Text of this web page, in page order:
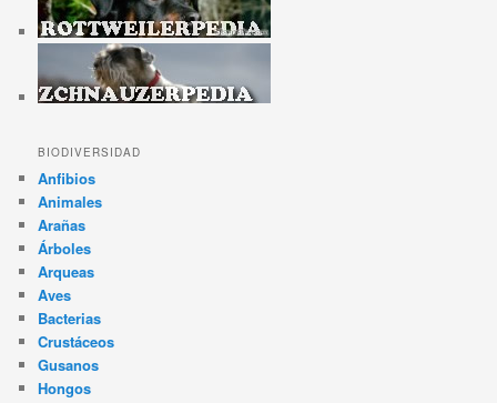
BIODIVERSIDAD
Anfibios
Animales
Arañas
Árboles
Arqueas
Aves
Bacterias
Crustáceos
Gusanos
Hongos